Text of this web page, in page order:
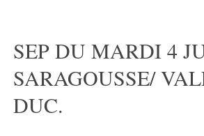
SEP DU MARDI 4
SARAGOUSSE/
DUC.